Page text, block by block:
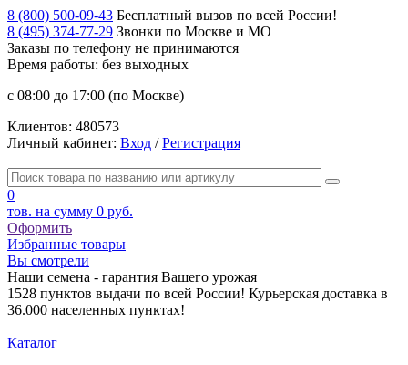
8 (800) 500-09-43 Бесплатный вызов по всей России!
8 (495) 374-77-29 Звонки по Москве и МО
Заказы по телефону не принимаются
Время работы: без выходных
с 08:00 до 17:00 (по Москве)
Клиентов: 480573
Личный кабинет: Вход /Регистрация
0
тов. на сумму 0 руб.
Оформить
Избранные товары
Вы смотрели
Наши семена - гарантия Вашего урожая
1528 пунктов выдачи по всей России! Курьерская доставка в
36.000 населенных пунктах!
Каталог